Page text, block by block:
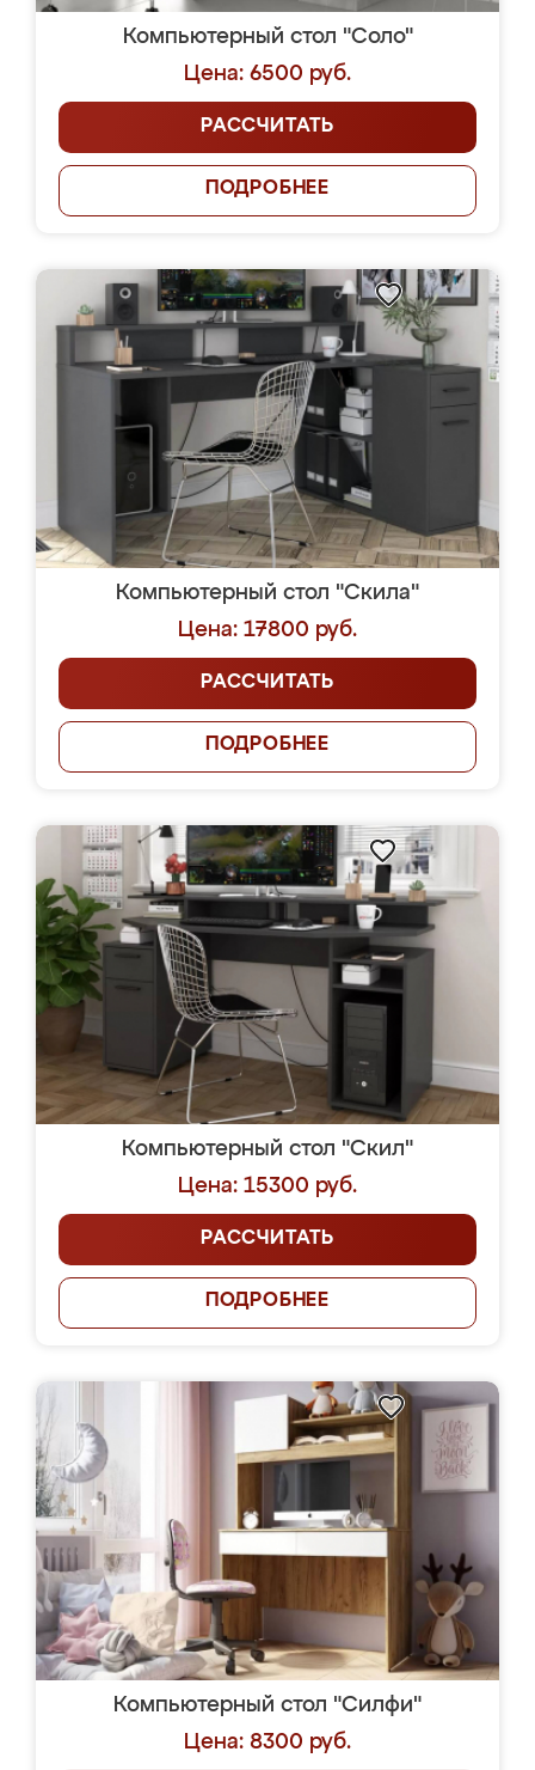
Компьютерный стол "Соло"
Цена: 6500 руб.
РАССЧИТАТЬ
ПОДРОБНЕЕ
Компьютерный стол "Скила"
Цена: 17800 руб.
РАССЧИТАТЬ
ПОДРОБНЕЕ
Компьютерный стол "Скил"
Цена: 15300 руб.
РАССЧИТАТЬ
ПОДРОБНЕЕ
Компьютерный стол "Силфи"
Цена: 8300 руб.